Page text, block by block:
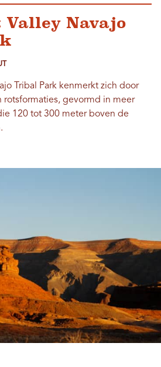
Valley Navajo
Tribal Park kenmerkt zich door
rotsformaties, gevormd in meer
120 tot 300 meter boven de